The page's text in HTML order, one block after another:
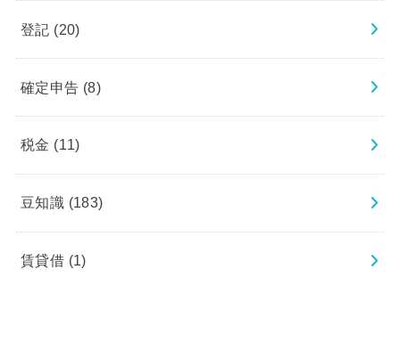
登記 (20)
確定申告 (8)
税金 (11)
豆知識 (183)
賃貸借 (1)